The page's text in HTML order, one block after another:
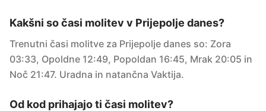
Kakšni so časi molitev v Prijepolje danes?
Trenutni časi molitve za Prijepolje danes so: Zora
03:33, Opoldne 12:49, Popoldan 16:45, Mrak 20:05 in
Noč 21:47. Uradna in natančna Vaktija.
Od kod prihajajo ti časi molitev?